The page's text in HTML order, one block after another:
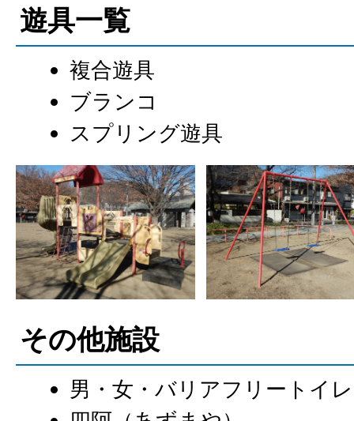
遊具一覧
複合遊具
ブランコ
スプリング遊具
その他施設
男・女・バリアフリートイレ